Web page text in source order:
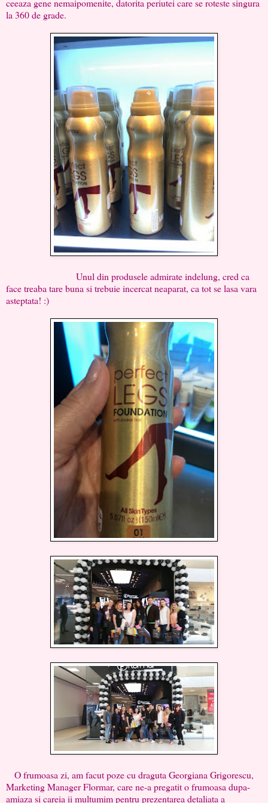
ceeaza gene nemaipomenite, datorita periutei care se roteste singura
la 360 de grade.
Unul din produsele admirate indelung, cred ca
face treaba tare buna si trebuie incercat neaparat, ca tot se lasa vara
asteptata! :)
O frumoasa zi, am facut poze cu draguta Georgiana Grigorescu,
Marketing Manager Flormar, care ne-a pregatit o frumoasa dupa-
amiaza si careia ii multumim pentru prezentarea detaliata a